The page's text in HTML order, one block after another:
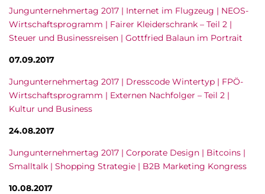
Jungunternehmertag 2017 | Internet im Flugzeug | NEOS-
Wirtschaftsprogramm | Fairer Kleiderschrank – Teil 2 |
Steuer und Businessreisen | Gottfried Balaun im Portrait
07.09.2017
Jungunternehmertag 2017 | Dresscode Wintertyp | FPÖ-
Wirtschaftsprogramm | Externen Nachfolger – Teil 2 |
Kultur und Business
24.08.2017
Jungunternehmertag 2017 | Corporate Design | Bitcoins |
Smalltalk | Shopping Strategie | B2B Marketing Kongress
10.08.2017